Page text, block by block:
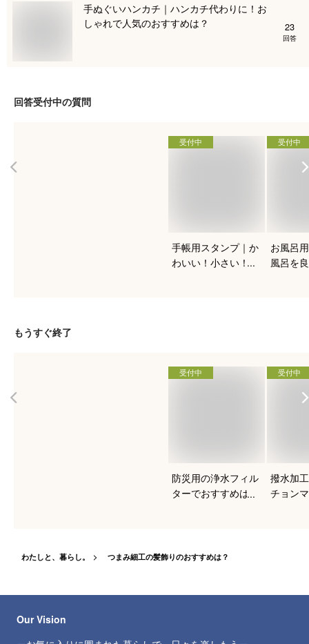
手ぬぐいハンカチ｜ハンカチ代わりに！お
しゃれで人気のおすすめは？
23
回答
回答受付中の質問
受付中
手帳用スタンプ｜か
わいい！小さい！ス
受付中
お風呂
風呂を
もうすぐ終了
受付中
防災用の浄水フィル
ターでおすすめは？
受付中
撥水加
チョン
わたしと、暮らし。 つまみ細工の髪飾りのおすすめは？
Our Vision